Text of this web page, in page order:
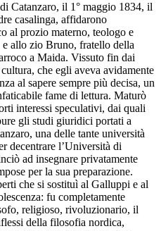
Catanzaro, il 1° maggio 1834, il
casalinga, affidarono
al prozio materno, teologo e
allo zio Bruno, fratello della
a Maida. Vissuto fin dai
che egli aveva avidamente
al sapere sempre più decisa, un
fame di lettura. Maturò
interessi speculativi, dai quali
gli studi giuridici portati a
una delle tante università
decentrare l’Università di
ad insegnare privatamente
per la sua preparazione.
che si sostituì al Galluppi e al
fu completamente
religioso, rivoluzionario, il
della filosofia nordica,